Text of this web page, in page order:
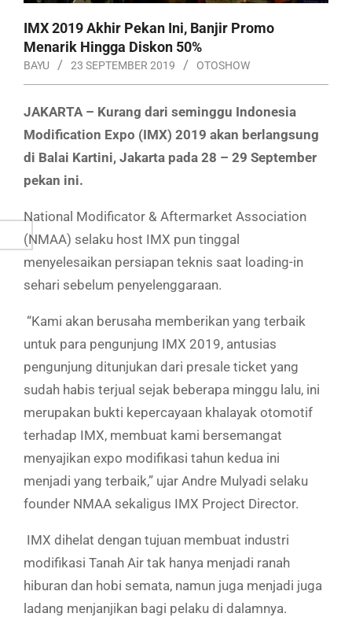
IMX 2019 Akhir Pekan Ini, Banjir Promo
Menarik Hingga Diskon 50%
BAYU 23 SEPTEMBER 2019 OTOSHOW
JAKARTA – Kurang dari seminggu Indonesia
Modification Expo (IMX) 2019 akan berlangsung
di Balai Kartini, Jakarta pada 28 – 29 September
pekan ini.
National Modificator & Aftermarket Association
(NMAA) selaku host IMX pun tinggal
menyelesaikan persiapan teknis saat loading-in
sehari sebelum penyelenggaraan.
“Kami akan berusaha memberikan yang terbaik
untuk para pengunjung IMX 2019, antusias
pengunjung ditunjukan dari presale ticket yang
sudah habis terjual sejak beberapa minggu lalu, ini
merupakan bukti kepercayaan khalayak otomotif
terhadap IMX, membuat kami bersemangat
menyajikan expo modifikasi tahun kedua ini
menjadi yang terbaik,” ujar Andre Mulyadi selaku
founder NMAA sekaligus IMX Project Director.
IMX dihelat dengan tujuan membuat industri
modifikasi Tanah Air tak hanya menjadi ranah
hiburan dan hobi semata, namun juga menjadi juga
ladang menjanjikan bagi pelaku di dalamnya.